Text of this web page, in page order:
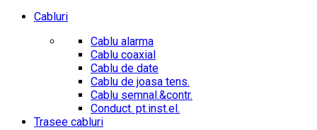
Cabluri
Cablu alarma
Cablu coaxial
Cablu de date
Cablu de joasa tens.
Cablu semnal.&contr.
Conduct. pt.inst.el.
Trasee cabluri